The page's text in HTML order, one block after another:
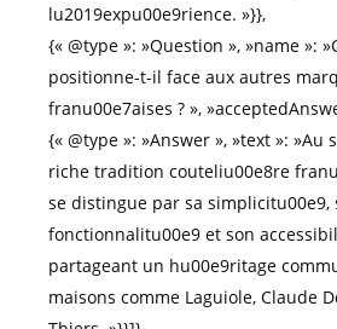
lu2019expu00e9rience. »}},
{« @type »: »Question », »name »:
positionne-t-il face aux autres
franu00e7aises ? »,
{« @type »: »Answer », »text »: »Au
riche tradition couteliu00e8re
se distingue par sa simplicitu00e9,
fonctionnalitu00e9 et son
partageant un hu00e9ritage
maisons comme Laguiole, Claude